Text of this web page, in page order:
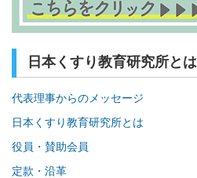
日本くすり教育研究所とは
代表理事からのメッセージ
日本くすり教育研究所とは
役員・賛助会員
定款・沿革